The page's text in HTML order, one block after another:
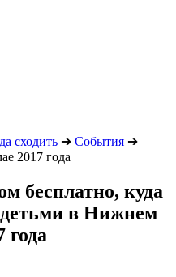
сходить ➔ События ➔
2017 года
бесплатно, куда
детьми в Нижнем
года